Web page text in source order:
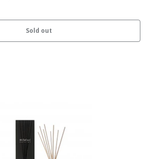
Sold out